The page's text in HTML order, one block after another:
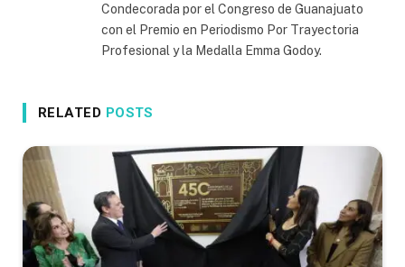
Condecorada por el Congreso de Guanajuato
con el Premio en Periodismo Por Trayectoria
Profesional y la Medalla Emma Godoy.
RELATED POSTS